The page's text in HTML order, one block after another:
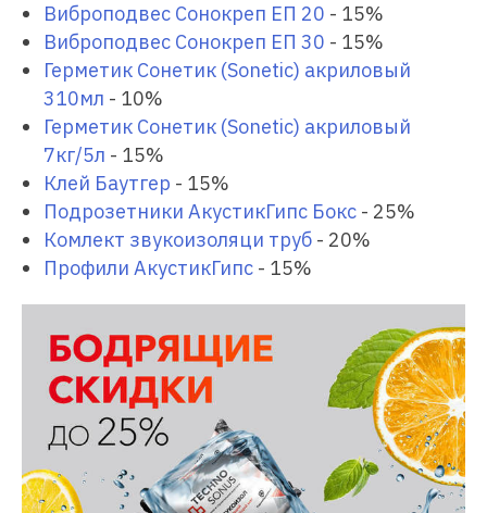
Виброподвес Сонокреп ЕП 20 - 15%
Виброподвес Сонокреп ЕП 30 - 15%
Герметик Сонетик (Sonetic) акриловый
310мл - 10%
Герметик Сонетик (Sonetic) акриловый
7кг/5л - 15%
Клей Баутгер - 15%
Подрозетники АкустикГипс Бокс - 25%
Комлект звукоизоляци труб - 20%
Профили АкустикГипс - 15%